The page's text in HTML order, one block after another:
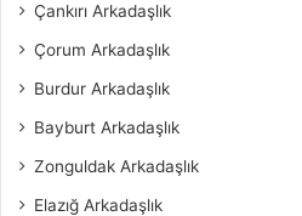
Çankırı Arkadaşlık
Çorum Arkadaşlık
Burdur Arkadaşlık
Bayburt Arkadaşlık
Zonguldak Arkadaşlık
Elazığ Arkadaşlık